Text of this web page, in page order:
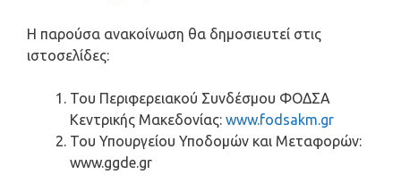
Η παρούσα ανακοίνωση θα δημοσιευτεί στις
ιστοσελίδες:
Του Περιφερειακού Συνδέσμου ΦΟΔΣΑ
Κεντρικής Μακεδονίας: www.fodsakm.gr
Του Υπουργείου Υποδομών και Μεταφορών:
www.ggde.gr